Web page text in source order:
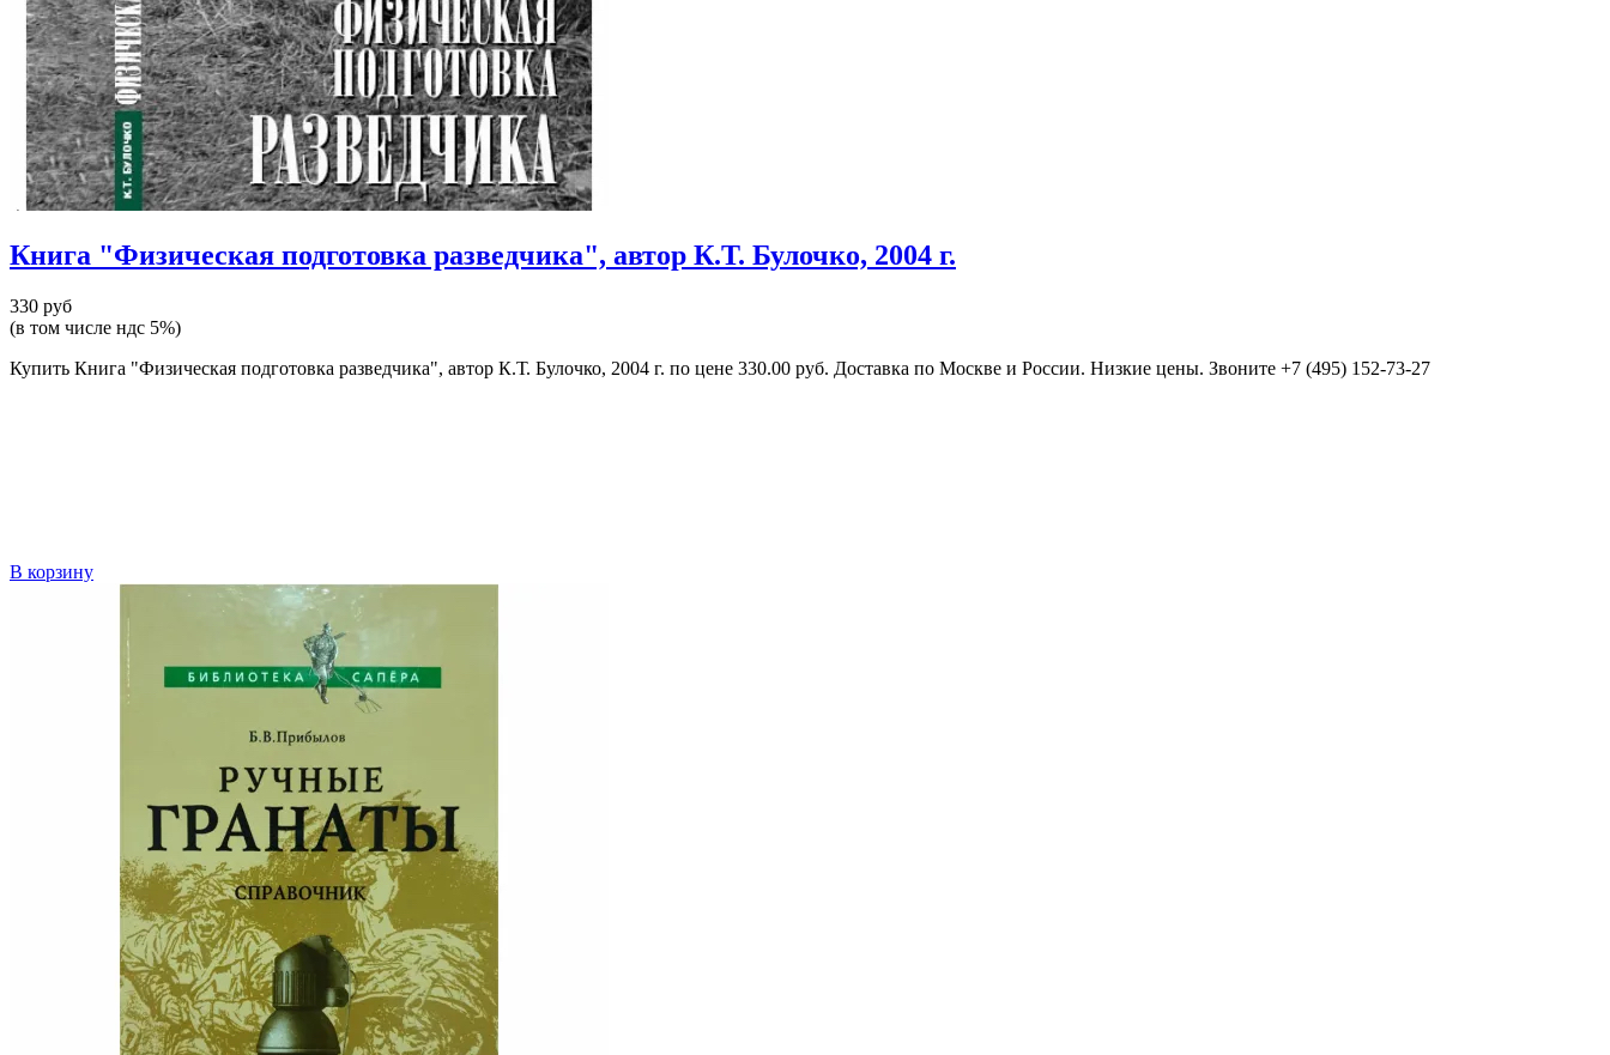
Книга "Физическая подготовка разведчика", автор К.Т. Булочко, 2004 г.
330 руб
(в том числе ндс 5%)
Купить Книга "Физическая подготовка разведчика", автор К.Т. Булочко, 2004 г. по цене 330.00 руб. Доставка по Москве и России. Низкие цены. Звоните +7 (495) 152-73-27
В корзину